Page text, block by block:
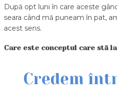
După opt luni în care aceste
seara când mă puneam în pat,
acest sens.
Care este conceptul care stă
Credem